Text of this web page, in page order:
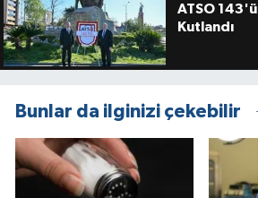
ATSO
Kutlandı
Bunlar da ilginizi çekebilir